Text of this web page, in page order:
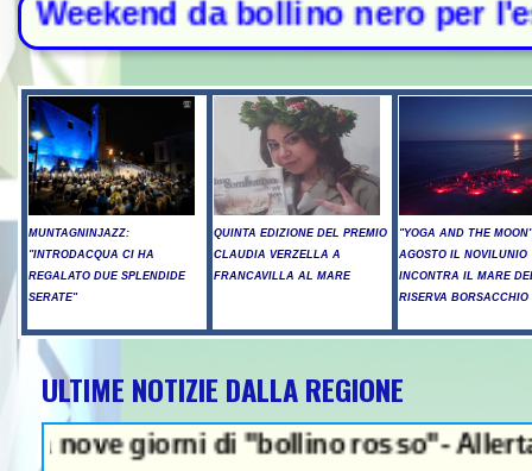
bollino nero per
MUNTAGNINJAZZ:
"INTRODACQUA CI HA
REGALATO DUE SPLENDIDE
SERATE"
QUINTA EDIZIONE DEL PREMIO
CLAUDIA VERZELLA A
FRANCAVILLA AL MARE
"YOGA AND THE
AGOSTO IL NOVILUNIO
INCONTRA IL MARE
RISERVA BORSACCHIO
ULTIME NOTIZIE DALLA REGIONE
giorni di "bollino rosso"- Allerta
NEWS IN